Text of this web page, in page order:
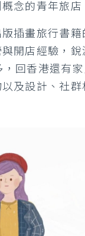
念的青年旅店
插畫旅行書
開店經驗，
回香港還有
及設計、社